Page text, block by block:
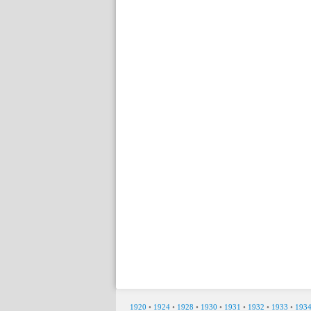
1920 • 1924 • 1928 • 1930 • 1931 • 1932 • 1933 • 1934